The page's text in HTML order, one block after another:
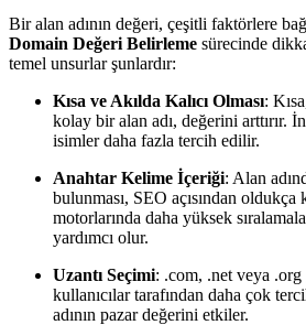
Bir alan adının değeri, çeşitli faktörlere
Domain Değeri Belirleme sürecinde
temel unsurlar şunlardır:
Kısa ve Akılda Kalıcı Olması:
kolay bir alan adı, değerini arttırır.
isimler daha fazla tercih edilir.
Anahtar Kelime İçeriği: Alan
bulunması, SEO açısından
motorlarında daha yüksek
yardımcı olur.
Uzantı Seçimi: .com, .net veya
kullanıcılar tarafından daha çok
adının pazar değerini etkiler.